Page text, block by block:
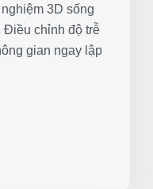
3D sống
Điều chỉnh độ trễ
gian ngay lập